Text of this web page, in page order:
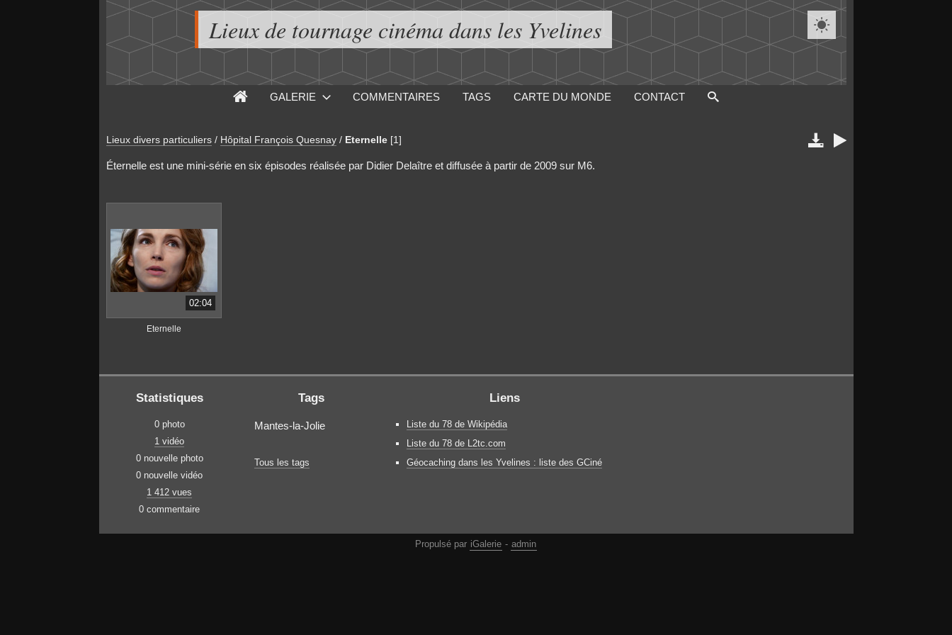
Lieux de tournage cinéma dans les Yvelines 
GALERIE COMMENTAIRES TAGS CARTE DU MONDE CONTACT
Lieux divers particuliers / Hôpital François Quesnay / Eternelle [1]  
Éternelle est une mini-série en six épisodes réalisée par Didier Delaître et diffusée à partir de 2009 sur M6.
02:04
Eternelle
Statistiques
0 photo
1 vidéo
0 nouvelle photo
0 nouvelle vidéo
1 412 vues
0 commentaire
Tags
Mantes-la-Jolie
Tous les tags
Liens
Liste du 78 de Wikipédia
Liste du 78 de L2tc.com
Géocaching dans les Yvelines : liste des GCiné
Propulsé par iGalerie - admin